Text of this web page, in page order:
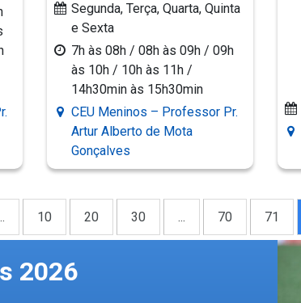
Segunda, Terça, Quarta, Quinta
e Sexta
7h às 08h / 08h às 09h / 09h
às 10h / 10h às 11h /
14h30min às 15h30min
CEU Meninos – Professor Pr.
Artur Alberto de Mota
Gonçalves
10 20 30 ... 70 71
2026